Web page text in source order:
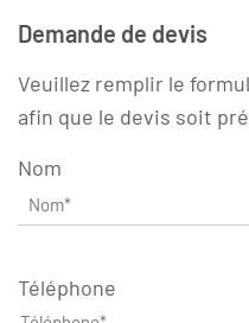
Demande de devis
Veuillez remplir le
afin que le devis soit
Nom
Téléphone